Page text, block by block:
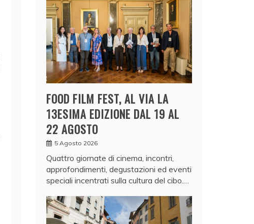
FOOD FILM FEST, AL VIA LA
13ESIMA EDIZIONE DAL 19 AL
22 AGOSTO
5 Agosto 2026
Quattro giornate di cinema, incontri,
approfondimenti, degustazioni ed eventi
speciali incentrati sulla cultura del cibo.…